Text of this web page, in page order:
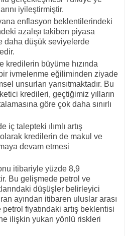
iyileştirmiştir.
enflasyon beklentilerindeki
azalışı takiben piyasa
daha düşük seviyelerde
kredilerin büyüme hızında
bir ivmelenme eğiliminden ziyade
unsurları yansıtmaktadır. Bu
kredileri, geçtiğimiz yılların
göre çok daha sınırlı
iç talepteki ılımlı artış
kredilerin de makul ve
devam etmesi
itibariyle yüzde 8,9
Bu gelişmede petrol ve
düşüşler belirleyici
ayından itibaren uluslar arası
petrol fiyatındaki artış beklentisi
ilişkin yukarı yönlü riskleri